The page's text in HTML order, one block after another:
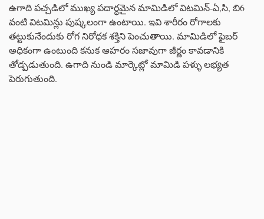
ఉగాది పచ్చడిలో ముఖ్య పదార్ధమైన మామిడిలో విటమిన్-ఏ,సి, బి6
వంటి విటమిన్లు పుష్కలంగా ఉంటాయి. ఇవి శారీరం రోగాలకు
తట్టుకునేందుకు రోగ నిరోధక శక్తిని పెంచుతాయి. మామిడిలో ఫైబర్
అధికంగా ఉంటుంది కనుక ఆహరం సజావుగా జీర్ణం కావడానికి
తోడ్పడుతుంది. ఉగాది నుండి మార్కెట్లో మామిడి పళ్ళు లభ్యత
పెరుగుతుంది.